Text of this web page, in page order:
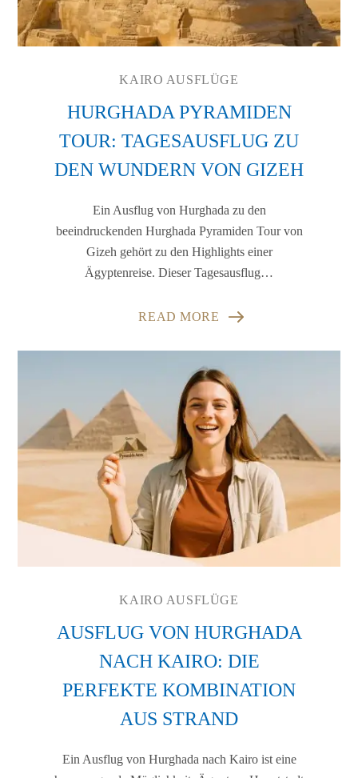
KAIRO AUSFLÜGE
HURGHADA PYRAMIDEN
TOUR: TAGESAUSFLUG ZU
DEN WUNDERN VON GIZEH
Ein Ausflug von Hurghada zu den
beeindruckenden Hurghada Pyramiden Tour von
Gizeh gehört zu den Highlights einer
Ägyptenreise. Dieser Tagesausflug…
READ MORE
KAIRO AUSFLÜGE
AUSFLUG VON HURGHADA
NACH KAIRO: DIE
PERFEKTE KOMBINATION
AUS STRAND
Ein Ausflug von Hurghada nach Kairo ist eine